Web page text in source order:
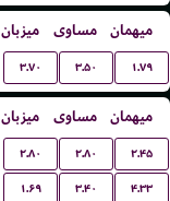
میزبان مساوی میهمان
۳.۷۰ ۳.۵۰ ۱.۷۹
میزبان مساوی میهمان
۲.۸۰ ۲.۸۰ ۲.۴۵
۱.۶۹ ۳.۴۰ ۴.۳۳